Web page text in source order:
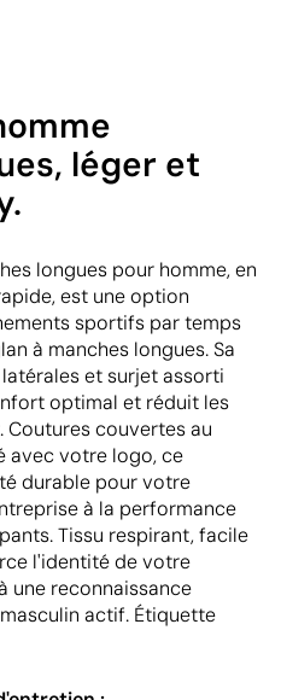
léger et
longues pour homme, en
est une option
sportifs par temps
à manches longues. Sa
et surjet assorti
optimal et réduit les
couvertes au
avec votre logo, ce
durable pour votre
à la performance
Tissu respirant, facile
l'identité de votre
une reconnaissance
actif. Étiquette